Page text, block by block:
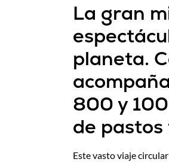
La gran
planeta.
800 y
de pastos
Este vasto viaje